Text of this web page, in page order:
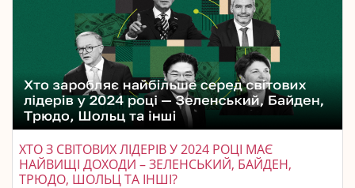
ХТО З СВІТОВИХ ЛІДЕРІВ У 2024 РОЦІ МАЄ
НАЙВИЩІ ДОХОДИ – ЗЕЛЕНСЬКИЙ, БАЙДЕН,
ТРЮДО, ШОЛЬЦ ТА ІНШІ?